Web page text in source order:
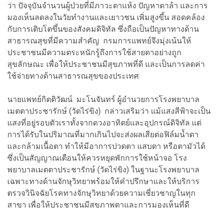
ว่า ปัจจุบันจำนวนผู้ป่วยที่มีภาวะตาแห้ง ปัญหาตาล้า และการ
มองเห็นลดลงในวัยทำงานและเยาวชน เพิ่มสูงขึ้น สอดคล้อง
กับการเติบโตขึ้นของสังคมดิจิทัล ซึ่งถือเป็นปัญหาทางด้าน
สาธารณสุขที่มีความสำคัญ กรมการแพทย์จึงมุ่งเน้นให้
ประชาชนมีความตระหนักรู้ถึงการใช้สายตาอย่างถูก
สุขลักษณะ เพื่อให้ประชาชนมีสุขภาพที่ดี และเป็นการลดค่า
ใช้จ่ายทางด้านสาธารณสุขของประเทศ
นายแพทย์กิตติวัฒน์ มะโนจันทร์ ผู้อำนวยการโรงพยาบาล
เมตตาประชารักษ์ (วัดไร่ขิง) กล่าวเสริมว่า แม้แสงสีฟ้าจะเป็น
แสงที่อยู่รอบตัวเราทั้งจากดวงอาทิตย์และอุปกรณ์ดิจิทัล แต่
การได้รับในปริมาณที่มากเกินไปจะส่งผลเสียต่อฟิล์มน้ำตา
และกล้ามเนื้อตา ทำให้มีอาการปวดตา แสบตา หรือตามัวได้
ซึ่งเป็นสัญญาณเตือนให้ควรหยุดพักการใช้หน้าจอ โรง
พยาบาลเมตตาประชารักษ์ (วัดไร่ขิง) ในฐานะโรงพยาบาล
เฉพาะทางด้านจักษุวิทยาพร้อมให้คำปรึกษาและให้บริการ
ตรวจวินิจฉัยโรคทางจักษุวิทยาด้วยความเชี่ยวชาญในทุก
สาขา เพื่อให้ประชาชนมีสุขภาพตาและการมองเห็นที่ดี